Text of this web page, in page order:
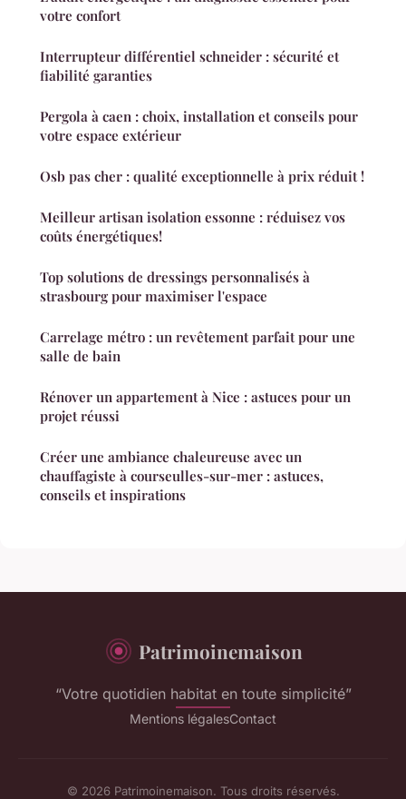
votre confort
Interrupteur différentiel schneider : sécurité et
fiabilité garanties
Pergola à caen : choix, installation et conseils pour
votre espace extérieur
Osb pas cher : qualité exceptionnelle à prix réduit !
Meilleur artisan isolation essonne : réduisez vos
coûts énergétiques!
Top solutions de dressings personnalisés à
strasbourg pour maximiser l'espace
Carrelage métro : un revêtement parfait pour une
salle de bain
Rénover un appartement à Nice : astuces pour un
projet réussi
Créer une ambiance chaleureuse avec un
chauffagiste à courseulles-sur-mer : astuces,
conseils et inspirations
Patrimoinemaison
“Votre quotidien habitat en toute simplicité”
Mentions légalesContact
© 2026 Patrimoinemaison. Tous droits réservés.